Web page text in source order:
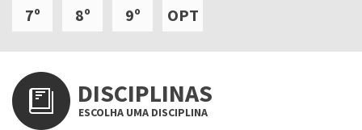
7º 8º 9º OPT
DISCIPLINAS
ESCOLHA UMA DISCIPLINA